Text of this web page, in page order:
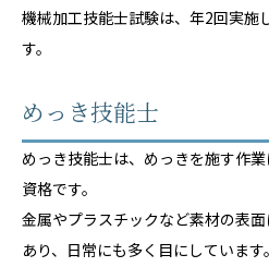
機械加工技能士試験は、年2回実施
す。
めっき技能士
めっき技能士は、めっきを施す作
資格です。
金属やプラスチックなど素材の表
あり、日常にも多く目にしています。